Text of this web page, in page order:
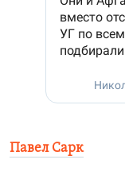
Павел Сарк